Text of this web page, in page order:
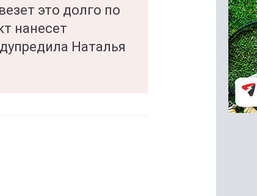
это долго по
нанесет
Наталья